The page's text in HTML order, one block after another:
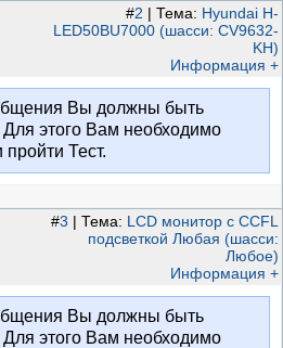
#2 | Тема: Hyundai H-
LED50BU7000 (шасси: CV9632-
KH)
Информация +
Вы должны быть
этого Вам необходимо
пройти Тест.
#3 | Тема: LCD монитор с CCFL
подсветкой Любая (шасси:
Любое)
Информация +
Вы должны быть
этого Вам необходимо